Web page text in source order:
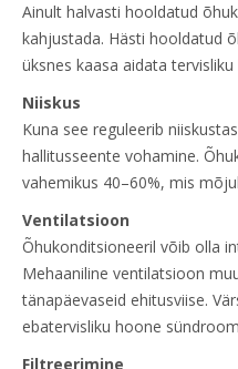
Ainult halvasti hooldatud
kahjustada. Hästi hooldatud
üksnes kaasa aidata
Niiskus
Kuna see reguleerib
hallitusseente vohamine.
vahemikus 40–60%, mis
Ventilatsioon
Õhukonditsioneeril võib olla
Mehaaniline ventilatsioon
tänapäevaseid ehitusviise.
ebatervisliku hoone
Filtreerimine